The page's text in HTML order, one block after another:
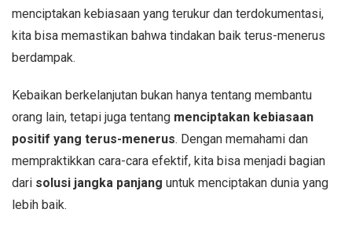
menciptakan kebiasaan yang terukur dan terdokumentasi,
kita bisa memastikan bahwa tindakan baik terus-menerus
berdampak.
Kebaikan berkelanjutan bukan hanya tentang membantu
orang lain, tetapi juga tentang menciptakan kebiasaan
positif yang terus-menerus. Dengan memahami dan
mempraktikkan cara-cara efektif, kita bisa menjadi bagian
dari solusi jangka panjang untuk menciptakan dunia yang
lebih baik.